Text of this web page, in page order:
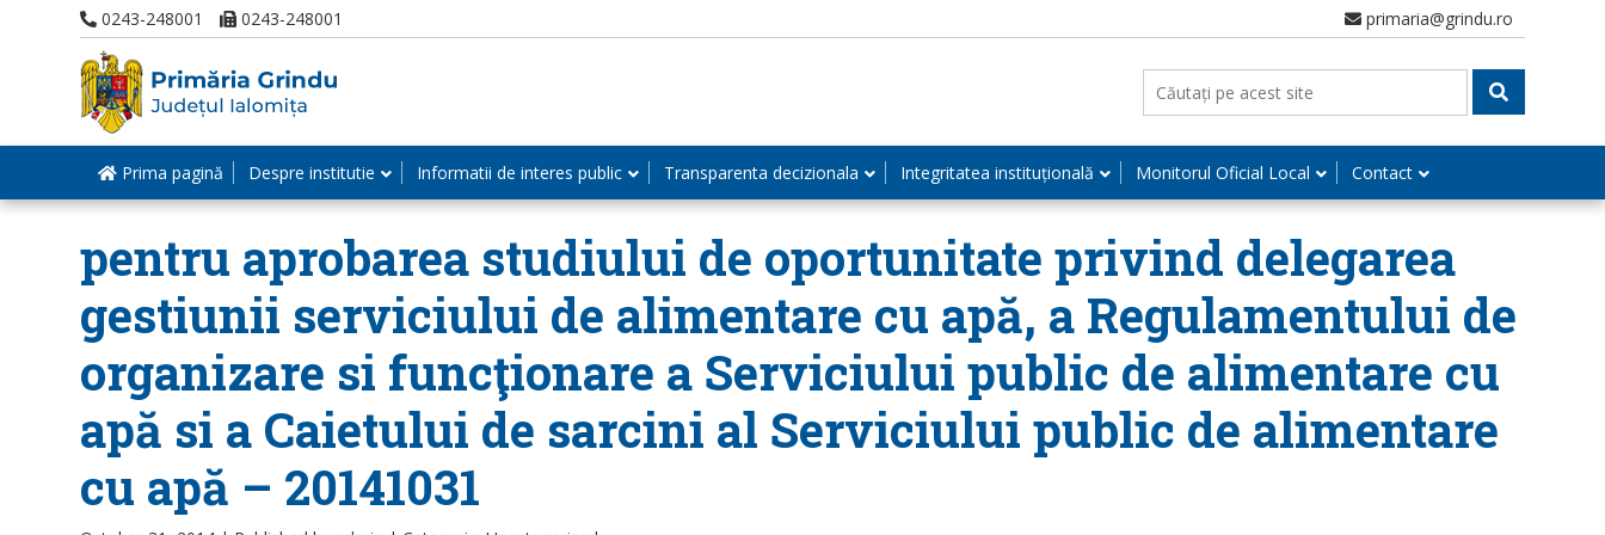
0243-248001 0243-248001 primaria@grindu.ro
Prima pagină Despre institutie Informatii de interes public Transparenta decizionala Integritatea instituțională Monitorul Oficial Local Contact
pentru aprobarea studiului de oportunitate privind delegarea
gestiunii serviciului de alimentare cu apă, a Regulamentului de
organizare si funcţionare a Serviciului public de alimentare cu
apă si a Caietului de sarcini al Serviciului public de alimentare
cu apă – 20141031